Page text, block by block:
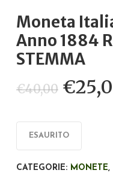
Moneta
Anno 1884
STEMMA
€40,00 Il
prezzo
era:
€
ESAURITO
CATEGORIE: MONETE,